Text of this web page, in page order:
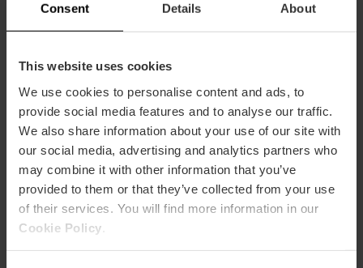
Consent Details About
This website uses cookies
We use cookies to personalise content and ads, to
provide social media features and to analyse our traffic.
We also share information about your use of our site with
our social media, advertising and analytics partners who
may combine it with other information that you’ve
provided to them or that they’ve collected from your use
of their services. You will find more information in our
Cookie Policy
Praktische informatie
Valencia Tourist Card Korting
15% Korting VLC Tourist Card